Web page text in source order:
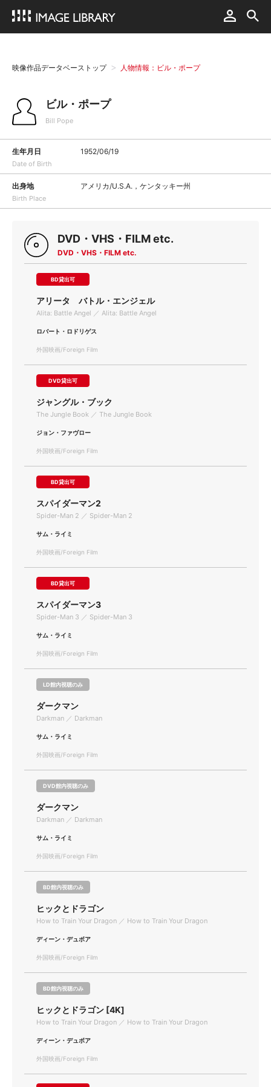
映像作品データベーストップ 人物情報：ビル・ポープ
ビル・ポープ
Bill Pope
生年月日
Date of Birth
1952/06/19
出身地
Birth Place
アメリカ/U.S.A.，ケンタッキー州
DVD・VHS・FILM etc.
DVD・VHS・FILM etc.
BD貸出可
アリータ バトル・エンジェル
Alita: Battle Angel ／ Alita: Battle Angel
ロバート・ロドリゲス
外国映画/Foreign Film
DVD貸出可
ジャングル・ブック
The Jungle Book ／ The Jungle Book
ジョン・ファヴロー
外国映画/Foreign Film
BD貸出可
スパイダーマン2
Spider-Man 2 ／ Spider-Man 2
サム・ライミ
外国映画/Foreign Film
BD貸出可
スパイダーマン3
Spider-Man 3 ／ Spider-Man 3
サム・ライミ
外国映画/Foreign Film
LD館内視聴のみ
ダークマン
Darkman ／ Darkman
サム・ライミ
外国映画/Foreign Film
DVD館内視聴のみ
ダークマン
Darkman ／ Darkman
サム・ライミ
外国映画/Foreign Film
BD館内視聴のみ
ヒックとドラゴン
How to Train Your Dragon ／ How to Train Your Dragon
ディーン・デュボア
外国映画/Foreign Film
BD館内視聴のみ
ヒックとドラゴン [4K]
How to Train Your Dragon ／ How to Train Your Dragon
ディーン・デュボア
外国映画/Foreign Film